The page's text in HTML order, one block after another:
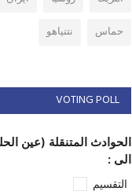
حماس
نتنياهو
VOTING POLL
الحوادث المتنقلة (عين
الى :
التقسيم